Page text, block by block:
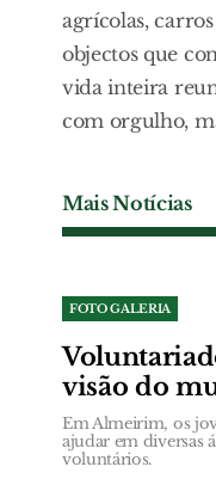
agrícolas,
objectos que
vida inteira
com orgulho,
Mais Notícias
FOTO GALERIA
visão do
Em Almeirim, os
ajudar em diversas
voluntários.